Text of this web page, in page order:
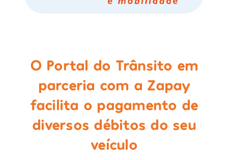
O Portal do Trânsito em
parceria com a Zapay
facilita o pagamento de
diversos débitos do seu
veículo